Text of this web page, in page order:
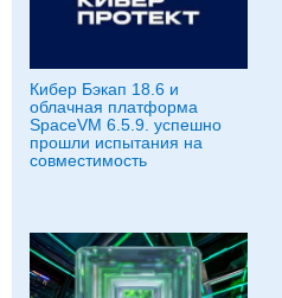
Кибер Бэкап 18.6 и
облачная платформа
SpaceVM 6.5.9. успешно
прошли испытания на
совместимость